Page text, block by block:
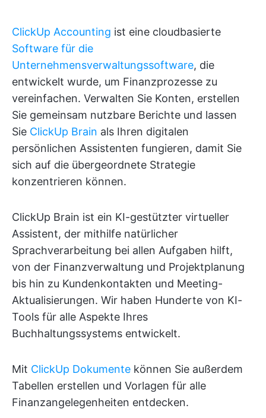
ClickUp Accounting ist eine cloudbasierte
Software für die
Unternehmensverwaltungssoftware, die
entwickelt wurde, um Finanzprozesse zu
vereinfachen. Verwalten Sie Konten, erstellen
Sie gemeinsam nutzbare Berichte und lassen
Sie ClickUp Brain als Ihren digitalen
persönlichen Assistenten fungieren, damit Sie
sich auf die übergeordnete Strategie
konzentrieren können.
ClickUp Brain ist ein KI-gestützter virtueller
Assistent, der mithilfe natürlicher
Sprachverarbeitung bei allen Aufgaben hilft,
von der Finanzverwaltung und Projektplanung
bis hin zu Kundenkontakten und Meeting-
Aktualisierungen. Wir haben Hunderte von KI-
Tools für alle Aspekte Ihres
Buchhaltungssystems entwickelt.
Mit ClickUp Dokumente können Sie außerdem
Tabellen erstellen und Vorlagen für alle
Finanzangelegenheiten entdecken.